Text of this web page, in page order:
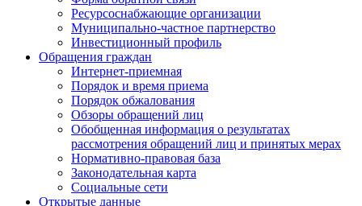
Ресурсоснабжающие организации
Муниципально-частное партнерство
Инвестиционный профиль
Обращения граждан
Интернет-приемная
Порядок и время приема
Порядок обжалования
Обзоры обращений лиц
Обобщенная информация о результатах
рассмотрения обращений лиц и принятых мерах
Нормативно-правовая база
Законодательная карта
Социальные сети
Открытые данные